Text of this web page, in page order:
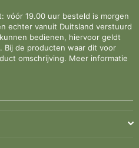
vóór 19.00 uur besteld is morgen
echter vanuit Duitsland verstuurd
bedienen, hiervoor geldt
Bij de producten waar dit voor
omschrijving. Meer informatie